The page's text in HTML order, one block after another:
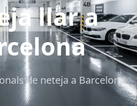
llar a
de neteja a Barcelona